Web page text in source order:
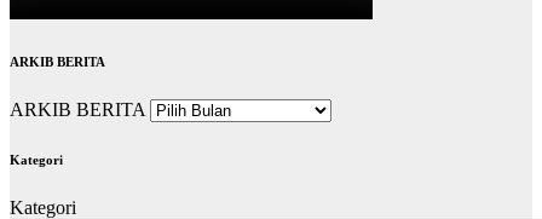
ARKIB BERITA
ARKIB BERITA
Kategori
Kategori